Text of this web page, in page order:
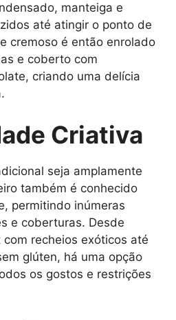
manteiga e
até atingir o ponto de
cremoso é então enrolado
e coberto com
criando uma delícia
Criativa
seja amplamente
também é conhecido
permitindo inúmeras
e coberturas. Desde
recheios exóticos até
glúten, há uma opção
os gostos e restrições